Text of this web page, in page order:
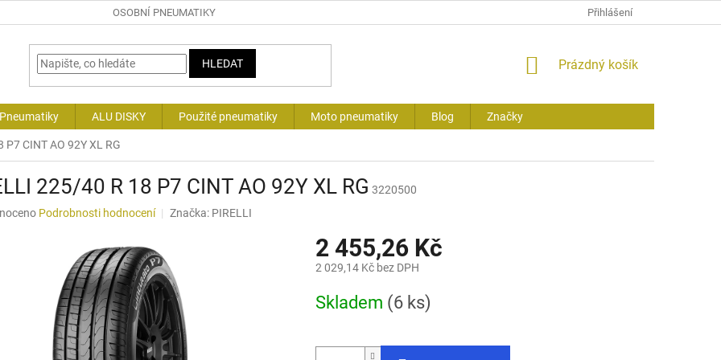
OSOBNÍ PNEUMATIKY Přihlášení
HLEDAT
NÁKUPNÍ
Prázdný košík
ALU DISKY Použité pneumatiky Moto pneumatiky Blog Značky
CINT AO 92Y XL RG
225/40 R 18 P7 CINT AO 92Y XL RG 3220500
Podrobnosti hodnocení Značka: PIRELLI
2 455,26 Kč
2 029,14 Kč bez DPH
cena:
Skladem (6 ks)